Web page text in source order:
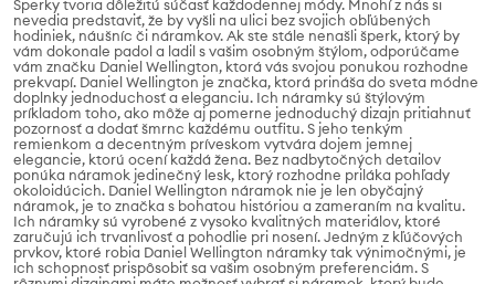
Šperky tvoria dôležitú súčasť každodennej módy. Mnohí z nás si
nevedia predstaviť, že by vyšli na ulici bez svojich obľúbených
hodiniek, náušníc či náramkov. Ak ste stále nenašli šperk, ktorý by
vám dokonale padol a ladil s vašim osobným štýlom, odporúčame
vám značku Daniel Wellington, ktorá vás svojou ponukou rozhodne
prekvapí. Daniel Wellington je značka, ktorá prináša do sveta módne
doplnky jednoduchosť a eleganciu. Ich náramky sú štýlovým
príkladom toho, ako môže aj pomerne jednoduchý dizajn pritiahnuť
pozornosť a dodať šmrnc každému outfitu. S jeho tenkým
remienkom a decentným príveskom vytvára dojem jemnej
elegancie, ktorú ocení každá žena. Bez nadbytočných detailov
ponúka náramok jedinečný lesk, ktorý rozhodne priláka pohľady
okoloidúcich. Daniel Wellington náramok nie je len obyčajný
náramok, je to značka s bohatou históriou a zameraním na kvalitu.
Ich náramky sú vyrobené z vysoko kvalitných materiálov, ktoré
zaručujú ich trvanlivosť a pohodlie pri nosení. Jedným z kľúčových
prvkov, ktoré robia Daniel Wellington náramky tak výnimočnými, je
ich schopnosť prispôsobiť sa vašim osobným preferenciám. S